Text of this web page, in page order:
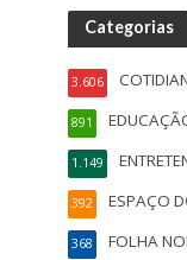
Categorias
3.606
891
1.149
ESPAÇO
392
FOLHA
368